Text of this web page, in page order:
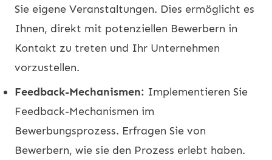
Sie eigene Veranstaltungen. Dies ermöglicht es
Ihnen, direkt mit potenziellen Bewerbern in
Kontakt zu treten und Ihr Unternehmen
vorzustellen.
Feedback-Mechanismen: Implementieren Sie
Feedback-Mechanismen im
Bewerbungsprozess. Erfragen Sie von
Bewerbern, wie sie den Prozess erlebt haben.